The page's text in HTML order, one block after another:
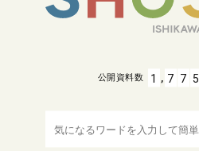
公開資料数 1 , 7 7 5